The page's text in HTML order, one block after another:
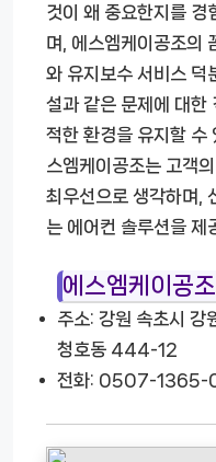
것이 왜 중요한지를 경
며, 에스엠케이공조의
와 유지보수 서비스 덕
설과 같은 문제에 대한
적한 환경을 유지할 수
스엠케이공조는 고객
최우선으로 생각하며,
는 에어컨 솔루션을 제
에스엠케이공조
주소: 강원 속초시 강
청호동 444-12
전화: 0507-